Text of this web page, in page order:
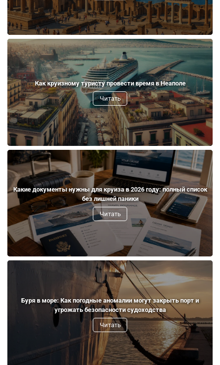
Как круизному туристу провести время в Неаполе
Читать
Какие документы нужны для круиза в 2026 году: полный список
без лишней паники
Читать
Буря в море: Как погодные аномалии могут закрыть порт и
угрожать безопасности судоходства
Читать